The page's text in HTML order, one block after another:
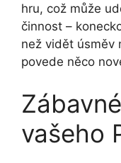
hru, což může
činnost –
než vidět úsměv
povede něco
vašeho